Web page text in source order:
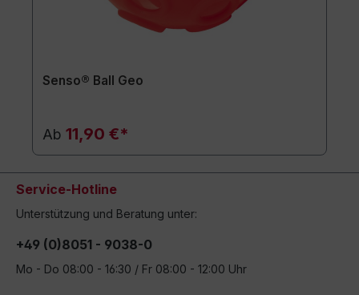
Senso® Ball Geo
Ab 11,90 €*
Service-Hotline
Unterstützung und Beratung unter:
+49 (0)8051 - 9038-0
Mo - Do 08:00 - 16:30 / Fr 08:00 - 12:00 Uhr